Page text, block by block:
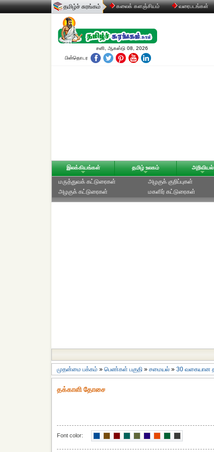
தமிழ்ச் சுரங்கம் கலைக் களஞ்சியம் வரைபடங்கள்
சனி, ஆகஸ்டு 08, 2026
பின்தொடர
இலக்கியங்கள் தமிழ் உலகம் அறிவியல்
மருத்துவக் கட்டுரைகள்
அழகுக் கட்டுரைகள்
அழகுக் குறிப்புகள்
மகளிர் கட்டுரைகள்
முதன்மை பக்கம் » பெண்கள் பகுதி » சமையல் » 30 வகையான
தக்காளி தோசை
Font color: